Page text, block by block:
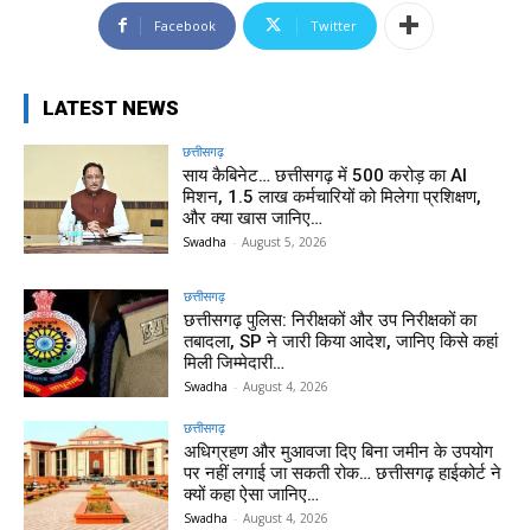
Facebook Twitter
LATEST NEWS
छत्तीसगढ़
साय कैबिनेट… छत्तीसगढ़ में 500 करोड़ का AI
मिशन, 1.5 लाख कर्मचारियों को मिलेगा प्रशिक्षण,
और क्या खास जानिए…
Swadha - August 5, 2026
छत्तीसगढ़
छत्तीसगढ़ पुलिस: निरीक्षकों और उप निरीक्षकों का
तबादला, SP ने जारी किया आदेश, जानिए किसे कहां
मिली जिम्मेदारी…
Swadha - August 4, 2026
छत्तीसगढ़
अधिग्रहण और मुआवजा दिए बिना जमीन के उपयोग
पर नहीं लगाई जा सकती रोक… छत्तीसगढ़ हाईकोर्ट ने
क्यों कहा ऐसा जानिए…
Swadha - August 4, 2026